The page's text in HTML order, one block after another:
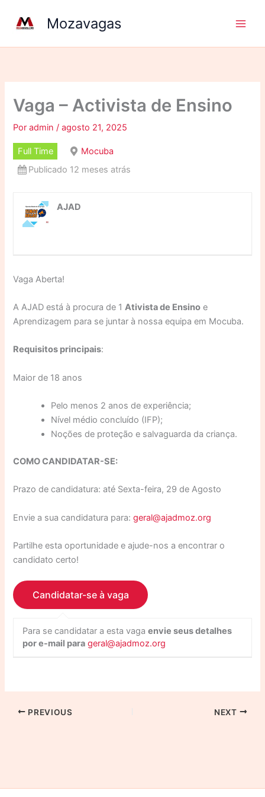
conteúdo
Mozavagas
Vaga – Activista de Ensino
Poradmin/agosto 21, 2025
Full Time
Mocuba
Publicado 12 meses atrás
AJAD
Vaga Aberta!
A AJAD está à procura de 1Ativista de Ensino e
Aprendizagem para se juntar à nossa equipa em Mocuba.
Requisitos principais:
Maior de 18 anos
Pelo menos 2 anos de experiência;
Nível médio concluído (IFP);
Noções de proteção e salvaguarda da criança.
COMO CANDIDATAR-SE:
Prazo de candidatura: até Sexta-feira, 29 de Agosto
Envie a sua candidatura para:geral@ajadmoz.org
Partilhe esta oportunidade e ajude-nos a encontrar o
candidato certo!
Para se candidatar a esta vagaenvie seus detalhes
por e-mail para geral@ajadmoz.org
PREVIOUS NEXT